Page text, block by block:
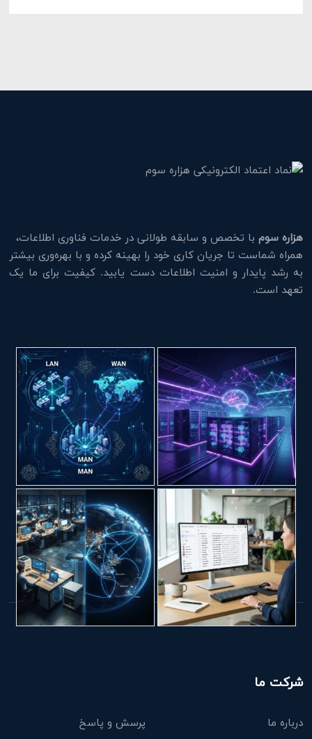
هزاره سوم با تخصص و سابقه طولانی در خدمات فناوری اطلاعات،
همراه شماست تا جریان کاری خود را بهینه کرده و با بهره‌وری بیشتر
به رشد پایدار و امنیت اطلاعات دست یابید. کیفیت برای ما یک
تعهد است.
شرکت ما
درباره ما
پرسش و پاسخ